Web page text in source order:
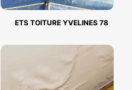
ETS TOITURE YVELINES 78